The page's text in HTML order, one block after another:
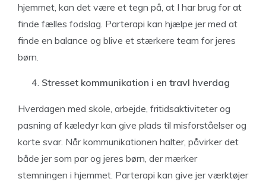
hjemmet, kan det være et tegn på, at I har brug for at
finde fælles fodslag. Parterapi kan hjælpe jer med at
finde en balance og blive et stærkere team for jeres
børn.
Stresset kommunikation i en travl hverdag
Hverdagen med skole, arbejde, fritidsaktiviteter og
pasning af kæledyr kan give plads til misforståelser og
korte svar. Når kommunikationen halter, påvirker det
både jer som par og jeres børn, der mærker
stemningen i hjemmet. Parterapi kan give jer værktøjer